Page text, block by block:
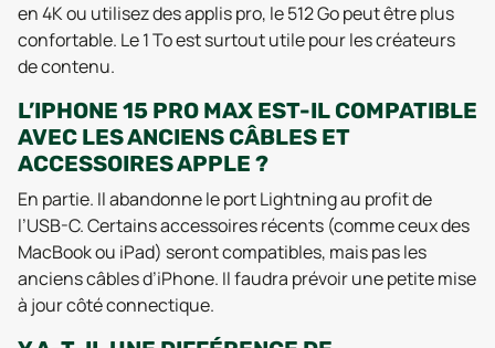
en 4K ou utilisez des applis pro, le 512 Go peut être plus
confortable. Le 1 To est surtout utile pour les créateurs
de contenu.
L’IPHONE 15 PRO MAX EST-IL COMPATIBLE
AVEC LES ANCIENS CÂBLES ET
ACCESSOIRES APPLE ?
En partie. Il abandonne le port Lightning au profit de
l’USB-C. Certains accessoires récents (comme ceux des
MacBook ou iPad) seront compatibles, mais pas les
anciens câbles d’iPhone. Il faudra prévoir une petite mise
à jour côté connectique.